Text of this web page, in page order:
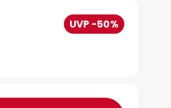
UVP -50%